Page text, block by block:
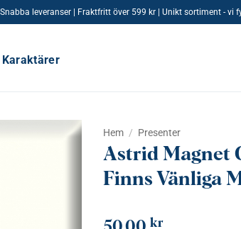
leveranser | Fraktfritt över 599 kr | Unikt sortiment - vi
Karaktärer
Hem / Presenter
Astrid Magnet
Finns Vänliga
kr